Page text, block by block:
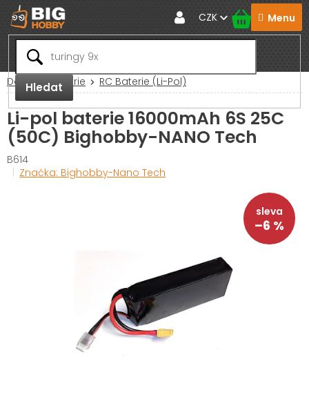
Přejít
na
obsah
Hledat
CZK
Domů Baterie RC Baterie (Li-Pol)
Li-pol baterie 16000mAh 6S 25C
(50C) Bighobby-NANO Tech
B614
Značka: Bighobby-Nano Tech
–6 %